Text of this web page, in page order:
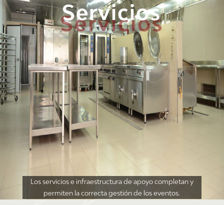
Servicios
Servicios
Los servicios e infraestructura de apoyo completan y
permiten la correcta gestión de los eventos.